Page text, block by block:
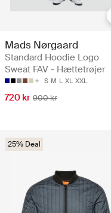
Mads Nørgaard
Standard Hoodie Logo
Sweat FAV - Hættetrøjer
S M L XL XXL
720 kr 900 kr
25% Deal